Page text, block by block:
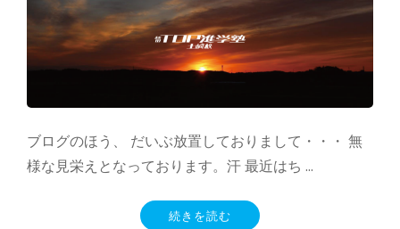
ブログのほう、 だいぶ放置しておりまして・・・ 無
様な見栄えとなっております。汗 最近はち …
続きを読む